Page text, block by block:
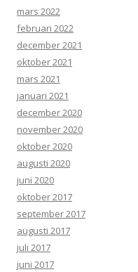
mars 2022
februari 2022
december 2021
oktober 2021
mars 2021
januari 2021
december 2020
november 2020
oktober 2020
augusti 2020
juni 2020
oktober 2017
september 2017
augusti 2017
juli 2017
juni 2017